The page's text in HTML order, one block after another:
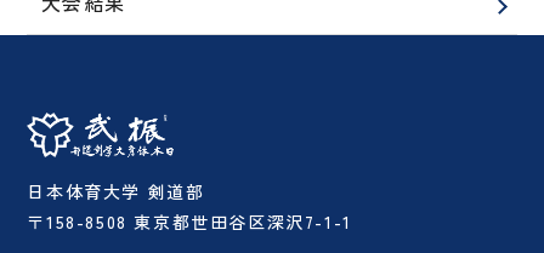
日本体育大学 剣道部
〒158-8508 東京都世田谷区深沢7-1-1